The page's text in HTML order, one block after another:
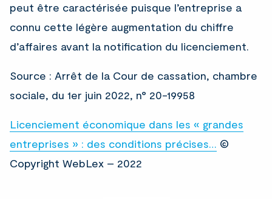
peut être caractérisée puisque l’entreprise a
connu cette légère augmentation du chiffre
d’affaires avant la notification du licenciement.
Source : Arrêt de la Cour de cassation, chambre
sociale, du 1er juin 2022, n° 20-19958
Licenciement économique dans les « grandes
entreprises » : des conditions précises… ©
Copyright WebLex – 2022